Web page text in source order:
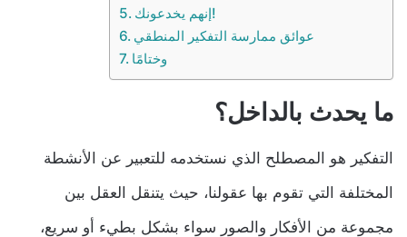
إنهم يخدعونك!
عوائق ممارسة التفكير المنطقي
وختامًا
ما يحدث بالداخل؟
التفكير هو المصطلح الذي نستخدمه للتعبير عن الأنشطة
المختلفة التي تقوم بها عقولنا، حيث يتنقل العقل بين
مجموعة من الأفكار والصور سواء بشكل بطيء أو سريع،